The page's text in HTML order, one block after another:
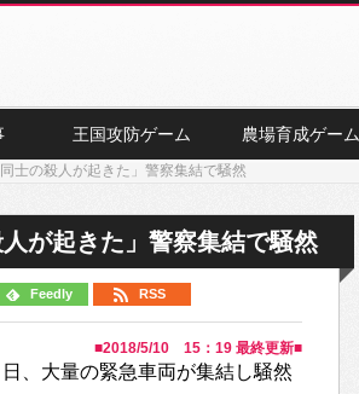
王国攻防ゲーム 農場育成ゲーム
士の殺人が起きた」警察集結で騒然
が起きた」警察集結で騒然
Feedly RSS
■2018/5/10 15：19 最終更新■
、大量の緊急車両が集結し騒然